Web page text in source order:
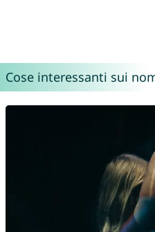
Cose interessanti sui